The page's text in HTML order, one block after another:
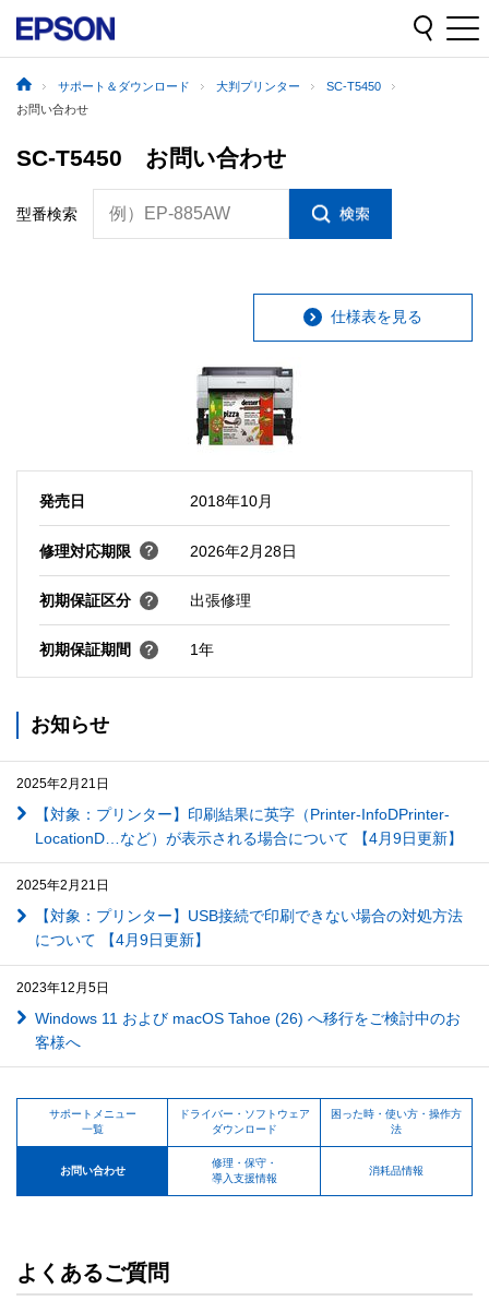
サポート＆ダウンロード 大判プリンター
SC-T5450
お問い合わせ
SC-T5450 お問い合わせ
型番検索 例）EP-885AW
仕様表を見る
発売日 2018年10月
修理対応期限 2026年2月28日
初期保証区分 出張修理
初期保証期間 1年
お知らせ
2025年2月21日
【対象：プリンター】印刷結果に英字（Printer-InfoDPrinter-
LocationD…など）が表示される場合について 【4月9日更新】
2025年2月21日
【対象：プリンター】USB接続で印刷できない場合の対処方法
について 【4月9日更新】
2023年12月5日
Windows 11 および macOS Tahoe (26) へ移行をご検討中のお
客様へ
サポートメニュー
一覧
ドライバー・ソフトウェア
ダウンロード
困った時・使い方・操作方
法
お問い合わせ
修理・保守・
導入支援情報
消耗品情報
よくあるご質問